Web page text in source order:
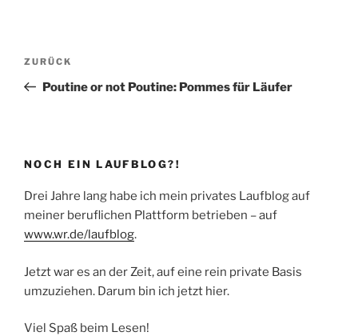
Beitragsnavigation
Vorheriger
Beitrag
ZURÜCK
Poutine or not Poutine: Pommes für Läufer
NOCH EIN LAUFBLOG?!
Drei Jahre lang habe ich mein privates Laufblog auf
meiner beruflichen Plattform betrieben – auf
www.wr.de/laufblog.
Jetzt war es an der Zeit, auf eine rein private Basis
umzuziehen. Darum bin ich jetzt hier.
Viel Spaß beim Lesen!